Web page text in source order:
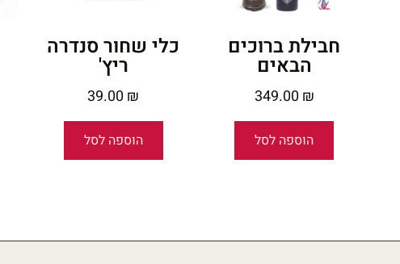
חבילת ברוכים
הבאים
349.00 ₪
הוספה לסל
כלי שחור סנדרה
ריץ'
39.00 ₪
הוספה לסל